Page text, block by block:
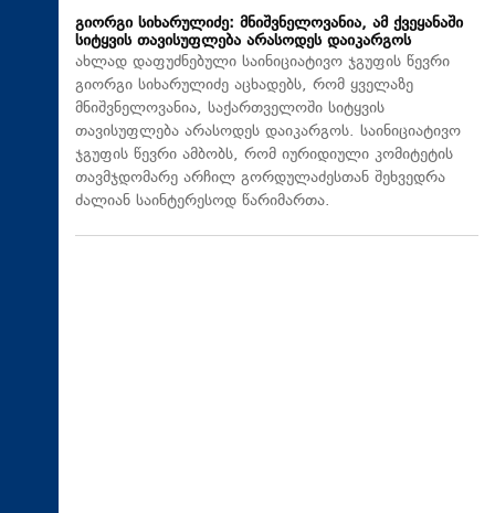
გიორგი სიხარულიძე: მნიშვნელოვანია, ამ ქვეყანაში
სიტყვის თავისუფლება არასოდეს დაიკარგოს
ახლად დაფუძნებული საინიციატივო ჯგუფის წევრი
გიორგი სიხარულიძე აცხადებს, რომ ყველაზე
მნიშვნელოვანია, საქართველოში სიტყვის
თავისუფლება არასოდეს დაიკარგოს. საინიციატივო
ჯგუფის წევრი ამბობს, რომ იურიდიული კომიტეტის
თავმჯდომარე არჩილ გორდულაძესთან შეხვედრა
ძალიან საინტერესოდ წარიმართა.